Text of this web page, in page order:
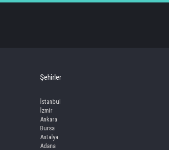
Şehirler
İstanbul
İzmir
Ankara
Bursa
Antalya
Adana